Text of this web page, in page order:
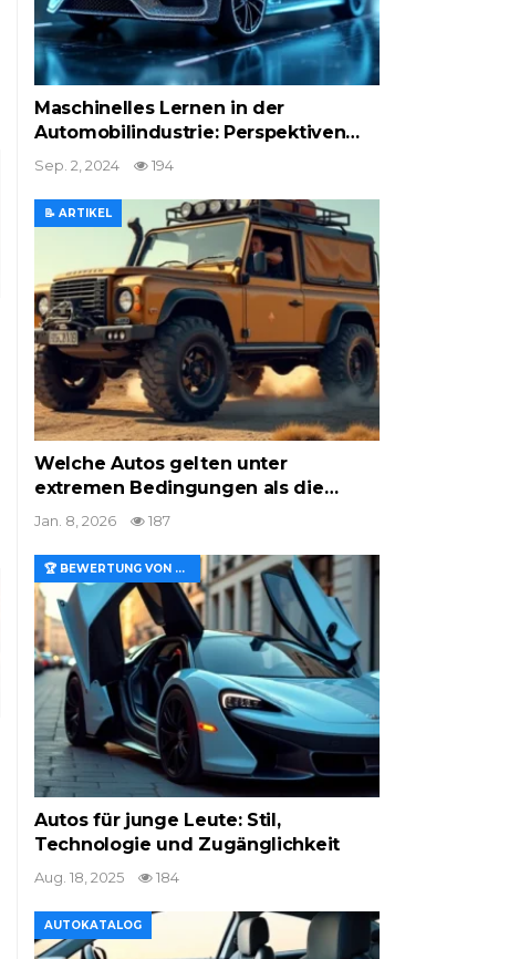
Maschinelles Lernen in der
Automobilindustrie: Perspektiven…
Sep. 2, 2024 194
📝 ARTIKEL
Welche Autos gelten unter
extremen Bedingungen als die…
Jan. 8, 2026 187
🏆 BEWERTUNG VON MERKMALEN UND WERT
Autos für junge Leute: Stil,
Technologie und Zugänglichkeit
Aug. 18, 2025 184
AUTOKATALOG